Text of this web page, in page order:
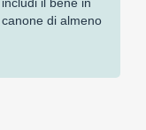
di almeno